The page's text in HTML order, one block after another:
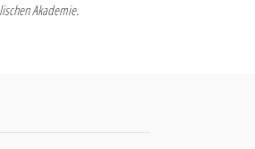
Akademie.